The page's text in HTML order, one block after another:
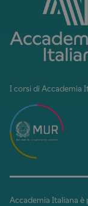
I corsi di Accademia
Accademia Italiana